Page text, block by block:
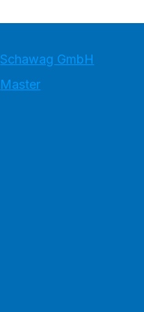
Schawag GmbH
Master